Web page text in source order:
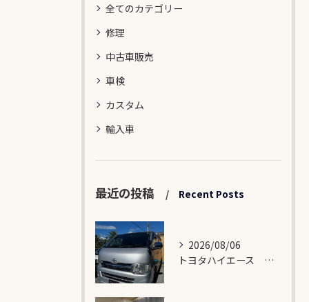
全てのカテゴリー
修理
中古車販売
車検
カスタム
輸入車
最近の投稿 Recent Posts
2026/08/06
トヨタハイエース 車検入庫🛠️